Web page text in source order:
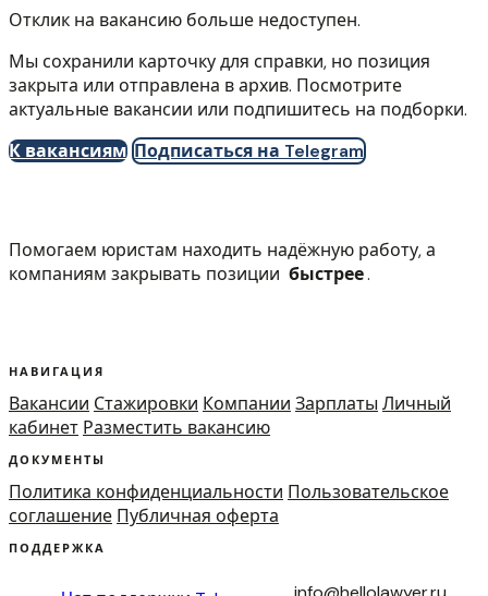
Отклик на вакансию больше недоступен.
Мы сохранили карточку для справки, но позиция
закрыта или отправлена в архив. Посмотрите
актуальные вакансии или подпишитесь на подборки.
К вакансиям Подписаться на Telegram
Помогаем юристам находить надёжную работу, а
компаниям закрывать позиции быстрее.
НАВИГАЦИЯ
Вакансии Стажировки Компании Зарплаты Личный
кабинет Разместить вакансию
ДОКУМЕНТЫ
Политика конфиденциальности Пользовательское
соглашение Публичная оферта
ПОДДЕРЖКА